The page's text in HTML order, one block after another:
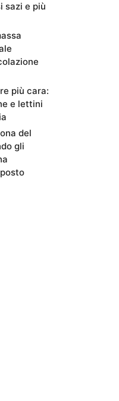
sazi e più
più cara:
e lettini
del
gli